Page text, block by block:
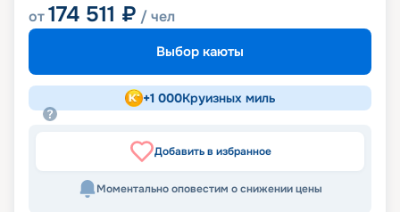
от174 511 ₽ / чел
Выбор каюты
+1 000Круизных миль
Добавить в избранное
Моментально оповестим о снижении цены